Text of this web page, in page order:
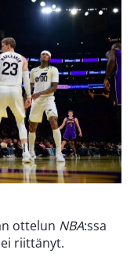
ottelun NBA:ssa
riittänyt.